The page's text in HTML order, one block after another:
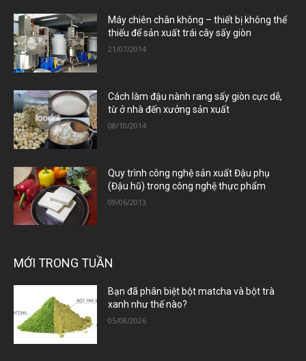
Máy chiên chân không – thiết bị không thể
thiếu để sản xuất trái cây sấy giòn
21/07/2014
Cách làm đậu nành rang sấy giòn cực dễ,
từ ở nhà đến xưởng sản xuất
08/10/2014
Quy trình công nghệ sản xuất Đậu phụ
(Đậu hũ) trong công nghệ thực phẩm
09/06/2013
MỚI TRONG TUẦN
Bạn đã phân biệt bột matcha và bột trà
xanh như thế nào?
05/08/2026